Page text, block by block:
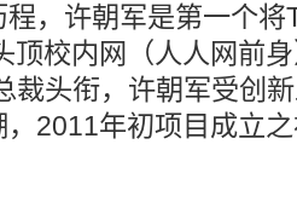
程，许朝军是第一个
顶校内网（人人网前
裁头衔，许朝军受创
2011年初项目成立